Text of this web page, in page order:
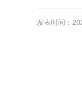
发表时间：